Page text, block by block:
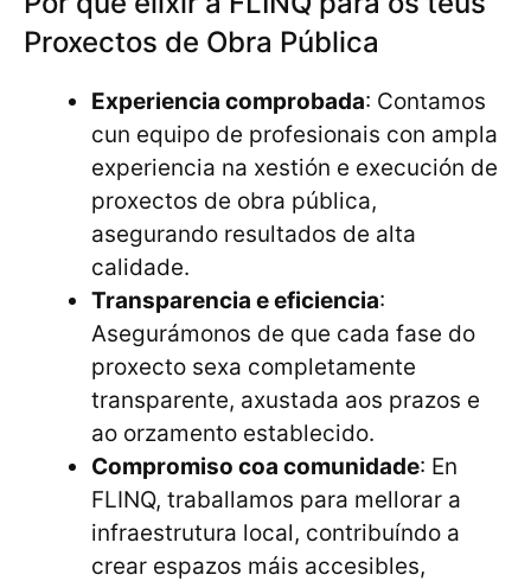
Proxectos de Obra Pública
Experiencia comprobada: Contamos
cun equipo de profesionais con ampla
experiencia na xestión e execución de
proxectos de obra pública,
asegurando resultados de alta
calidade.
Transparencia e eficiencia:
Asegurámonos de que cada fase do
proxecto sexa completamente
transparente, axustada aos prazos e
ao orzamento establecido.
Compromiso coa comunidade: En
FLINQ, traballamos para mellorar a
infraestrutura local, contribuíndo a
crear espazos máis accesibles,